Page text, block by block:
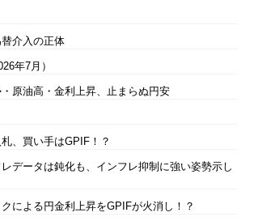
介入の正体
年7月）
原油高・金利上昇、止まらぬ円安
、買い手はGPIF！？
データは鈍化も、インフレ抑制に強い姿勢示し
による円金利上昇をGPIFが火消し！？